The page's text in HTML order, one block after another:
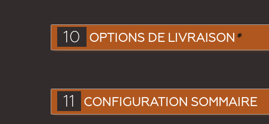
10 OPTIONS DE LIVRAISON *
11 CONFIGURATION SOMMAIRE